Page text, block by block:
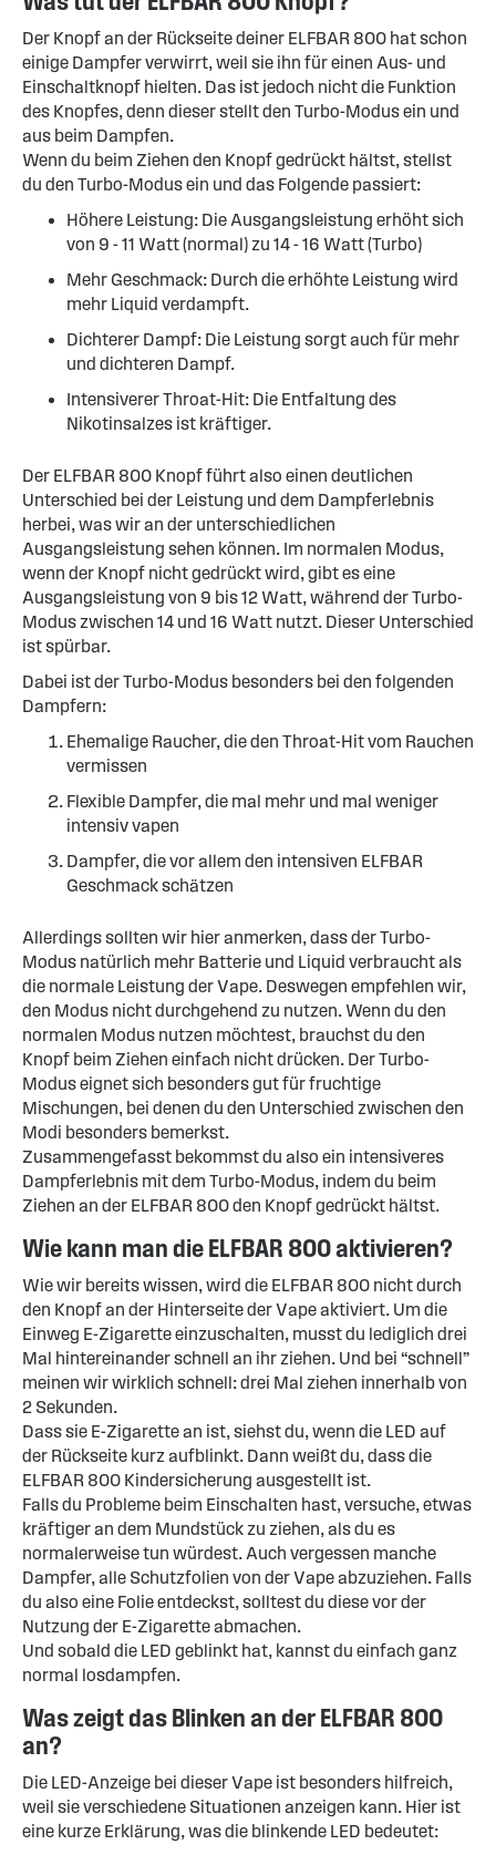
Der Knopf an der Rückseite deiner ELFBAR 800 hat schon
einige Dampfer verwirrt, weil sie ihn für einen Aus- und
Einschaltknopf hielten. Das ist jedoch nicht die Funktion
des Knopfes, denn dieser stellt den Turbo-Modus ein und
aus beim Dampfen.
Wenn du beim Ziehen den Knopf gedrückt hältst, stellst
du den Turbo-Modus ein und das Folgende passiert:
Höhere Leistung: Die Ausgangsleistung erhöht sich
von 9 - 11 Watt (normal) zu 14 - 16 Watt (Turbo)
Mehr Geschmack: Durch die erhöhte Leistung wird
mehr Liquid verdampft.
Dichterer Dampf: Die Leistung sorgt auch für mehr
und dichteren Dampf.
Intensiverer Throat-Hit: Die Entfaltung des
Nikotinsalzes ist kräftiger.
Der ELFBAR 800 Knopf führt also einen deutlichen
Unterschied bei der Leistung und dem Dampferlebnis
herbei, was wir an der unterschiedlichen
Ausgangsleistung sehen können. Im normalen Modus,
wenn der Knopf nicht gedrückt wird, gibt es eine
Ausgangsleistung von 9 bis 12 Watt, während der Turbo-
Modus zwischen 14 und 16 Watt nutzt. Dieser Unterschied
ist spürbar.
Dabei ist der Turbo-Modus besonders bei den folgenden
Dampfern:
Ehemalige Raucher, die den Throat-Hit vom Rauchen
vermissen
Flexible Dampfer, die mal mehr und mal weniger
intensiv vapen
Dampfer, die vor allem den intensiven ELFBAR
Geschmack schätzen
Allerdings sollten wir hier anmerken, dass der Turbo-
Modus natürlich mehr Batterie und Liquid verbraucht als
die normale Leistung der Vape. Deswegen empfehlen wir,
den Modus nicht durchgehend zu nutzen. Wenn du den
normalen Modus nutzen möchtest, brauchst du den
Knopf beim Ziehen einfach nicht drücken. Der Turbo-
Modus eignet sich besonders gut für fruchtige
Mischungen, bei denen du den Unterschied zwischen den
Modi besonders bemerkst.
Zusammengefasst bekommst du also ein intensiveres
Dampferlebnis mit dem Turbo-Modus, indem du beim
Ziehen an der ELFBAR 800 den Knopf gedrückt hältst.
Wie kann man die ELFBAR 800 aktivieren?
Wie wir bereits wissen, wird die ELFBAR 800 nicht durch
den Knopf an der Hinterseite der Vape aktiviert. Um die
Einweg E-Zigarette einzuschalten, musst du lediglich drei
Mal hintereinander schnell an ihr ziehen. Und bei “schnell”
meinen wir wirklich schnell: drei Mal ziehen innerhalb von
2 Sekunden.
Dass sie E-Zigarette an ist, siehst du, wenn die LED auf
der Rückseite kurz aufblinkt. Dann weißt du, dass die
ELFBAR 800 Kindersicherung ausgestellt ist.
Falls du Probleme beim Einschalten hast, versuche, etwas
kräftiger an dem Mundstück zu ziehen, als du es
normalerweise tun würdest. Auch vergessen manche
Dampfer, alle Schutzfolien von der Vape abzuziehen. Falls
du also eine Folie entdeckst, solltest du diese vor der
Nutzung der E-Zigarette abmachen.
Und sobald die LED geblinkt hat, kannst du einfach ganz
normal losdampfen.
Was zeigt das Blinken an der ELFBAR 800
an?
Die LED-Anzeige bei dieser Vape ist besonders hilfreich,
weil sie verschiedene Situationen anzeigen kann. Hier ist
eine kurze Erklärung, was die blinkende LED bedeutet: